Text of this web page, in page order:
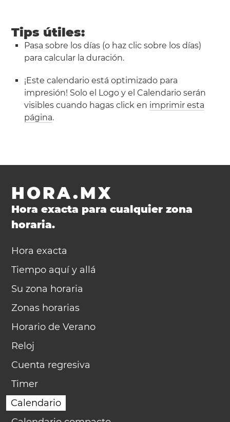
Tips útiles:
Pasa sobre los días (o haz clic sobre los días)
para calcular la duración.
¡Este calendario está optimizado para
impresión! Solo el Logo y el Calendario serán
visibles cuando hagas click en imprimir esta
página.
HORA.MX
Hora exacta para cualquier zona
horaria.
Hora exacta
Tiempo aquí y allá
Su zona horaria
Zonas horarias
Horario de Verano
Reloj
Cuenta regresiva
Timer
Calendario